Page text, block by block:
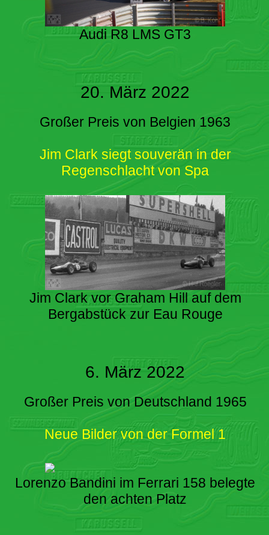
Audi R8 LMS GT3
20. März 2022
Großer Preis von Belgien 1963
Jim Clark siegt souverän in der
Regenschlacht von Spa
Jim Clark vor Graham Hill auf dem
Bergabstück zur Eau Rouge
6. März 2022
Großer Preis von Deutschland 1965
Neue Bilder von der Formel 1
Lorenzo Bandini im Ferrari 158 belegte
den achten Platz